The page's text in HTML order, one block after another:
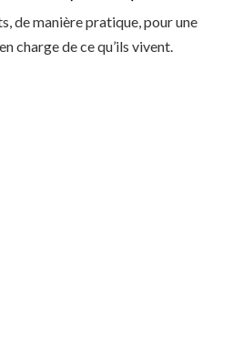
de manière pratique, pour une
charge de ce qu’ils vivent.